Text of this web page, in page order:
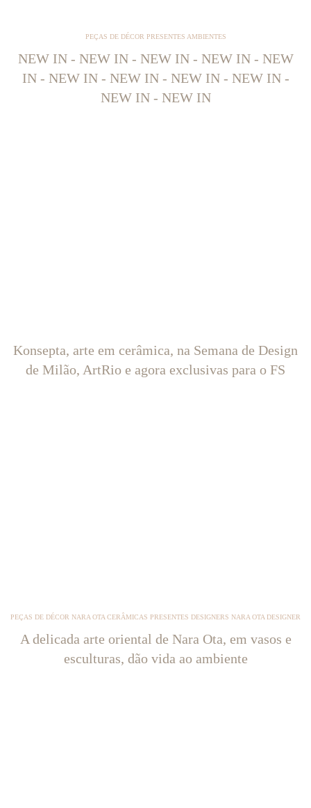
PEÇAS DE DÉCOR PRESENTES AMBIENTES
NEW IN - NEW IN - NEW IN - NEW IN - NEW
IN - NEW IN - NEW IN - NEW IN - NEW IN -
NEW IN - NEW IN
Konsepta, arte em cerâmica, na Semana de Design
de Milão, ArtRio e agora exclusivas para o FS
PEÇAS DE DÉCOR NARA OTA CERÂMICAS PRESENTES DESIGNERS NARA OTA DESIGNER
A delicada arte oriental de Nara Ota, em vasos e
esculturas, dão vida ao ambiente